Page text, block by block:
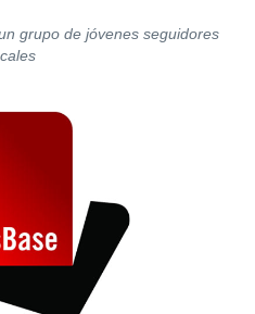
grupo de jóvenes seguidores